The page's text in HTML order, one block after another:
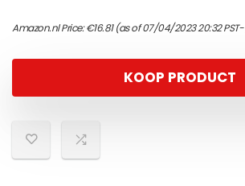
Amazon.nl Price:€16.81(as of 07/04/2023 20:32 PST-
KOOP PRODUCT